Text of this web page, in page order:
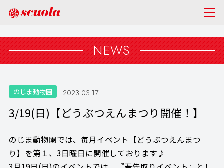
NEWS
のじま動物園 2023.03.17
3/19(日)【どうぶつえんまつり開催！】
のじま動物園では、毎月イベント【どうぶつえんまつ
り】を第１、3日曜日に開催しております♪